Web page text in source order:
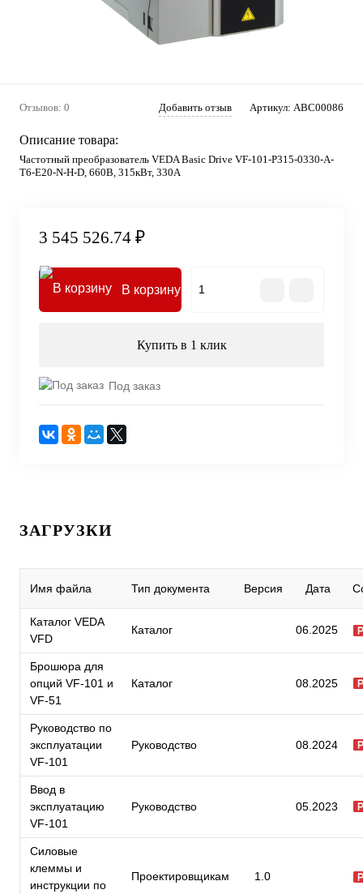
Отзывов: 0 Добавить отзыв Артикул: ABC00086
Описание товара:
Частотный преобразователь VEDA Basic Drive VF-101-P315-0330-A-
T6-E20-N-H-D, 660В, 315кВт, 330А
3 545 526.74 ₽
В корзину
Купить в 1 клик
Под заказ
ЗАГРУЗКИ
Имя файла Тип документа Версия Дата
Каталог VEDA
VFD
Каталог 06.2025
Брошюра для
опций VF-101 и
VF-51
Каталог 08.2025
Руководство по
эксплуатации
VF-101
Руководство 08.2024
Ввод в
эксплуатацию
VF-101
Руководство 05.2023
Силовые
клеммы и
инструкции по
Проектировщикам 1.0